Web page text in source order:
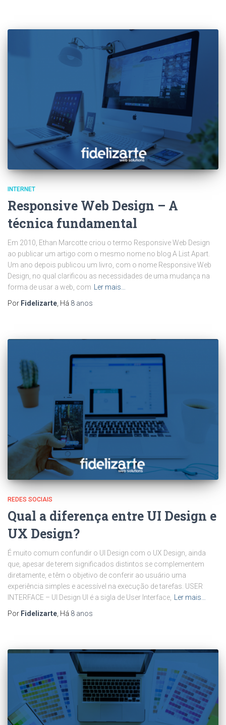
INTERNET
Responsive Web Design – A
técnica fundamental
Em 2010, Ethan Marcotte criou o termo Responsive Web Design
ao publicar um artigo com o mesmo nome no blog A List Apart.
Um ano depois publicou um livro, com o nome Responsive Web
Design, no qual clarificou as necessidades de uma mudança na
forma de usar a web, com Ler mais…
Por Fidelizarte, Há 8 anos
REDES SOCIAIS
Qual a diferença entre UI Design e
UX Design?
É muito comum confundir o UI Design com o UX Design, ainda
que, apesar de terem significados distintos se complementem
diretamente, e têm o objetivo de conferir ao usuário uma
experiência simples e acessível na execução de tarefas. USER
INTERFACE – UI Design UI é a sigla de User Interface,
Ler mais…
Por Fidelizarte , Há 8 anos